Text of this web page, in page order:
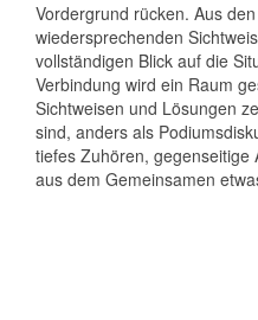
Vordergrund rücken. Aus
wiedersprechenden
vollständigen Blick auf die
Verbindung wird ein Raum
Sichtweisen und Lösungen
sind, anders als
tiefes Zuhören, gegenseitige
aus dem Gemeinsamen